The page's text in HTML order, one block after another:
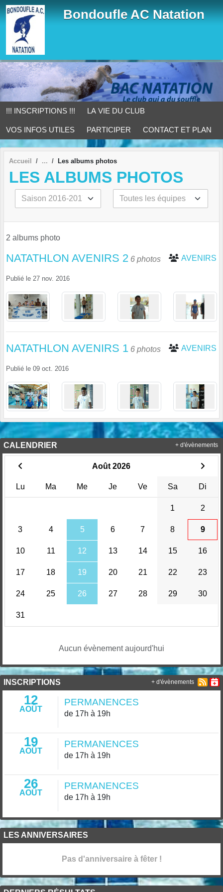
Bondoufle AC Natation
!!! INSCRIPTIONS !!! LA VIE DU CLUB
VOS INFOS UTILES PARTICIPER CONTACT ET PLAN
Accueil Les albums photos
LES ALBUMS PHOTOS
2 albums photo
NATATHLON AVENIRS 2 6 photos AVENIRS
Publié le 27 nov. 2016
NATATHLON AVENIRS 1 6 photos AVENIRS
Publié le 09 oct. 2016
CALENDRIER
Août 2026
Lu Ma Me Je Ve Sa Di
1 2
3 4 5 6 7 8 9
10 11 12 13 14 15 16
17 18 19 20 21 22 23
24 25 26 27 28 29 30
31
Aucun évènement aujourd'hui
+ d'évènements
INSCRIPTIONS
12
AOÛT
PERMANENCES
de 17h à 19h
19
AOÛT
PERMANENCES
de 17h à 19h
26
AOÛT
PERMANENCES
de 17h à 19h
+ d'évènements
LES ANNIVERSAIRES
Pas d'anniversaire à fêter !
Panneau de gestion des cookies